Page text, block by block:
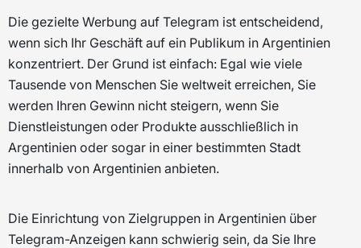
Die gezielte Werbung auf Telegram ist entscheidend,
wenn sich Ihr Geschäft auf ein Publikum in Argentinien
konzentriert. Der Grund ist einfach: Egal wie viele
Tausende von Menschen Sie weltweit erreichen, Sie
werden Ihren Gewinn nicht steigern, wenn Sie
Dienstleistungen oder Produkte ausschließlich in
Argentinien oder sogar in einer bestimmten Stadt
innerhalb von Argentinien anbieten.
Die Einrichtung von Zielgruppen in Argentinien über
Telegram-Anzeigen kann schwierig sein, da Sie Ihre